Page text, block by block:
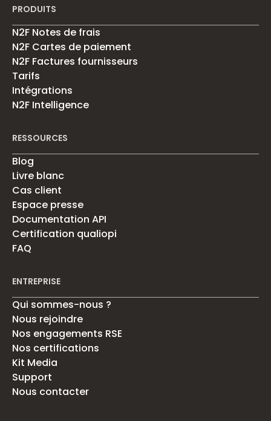
PRODUITS
N2F Notes de frais
N2F Cartes de paiement
N2F Factures fournisseurs
Tarifs
Intégrations
N2F Intelligence
RESSOURCES
Blog
Livre blanc
Cas client
Espace presse
Documentation API
Certification qualiopi
FAQ
ENTREPRISE
Qui sommes-nous ?
Nous rejoindre
Nos engagements RSE
Nos certifications
Kit Media
Support
Nous contacter